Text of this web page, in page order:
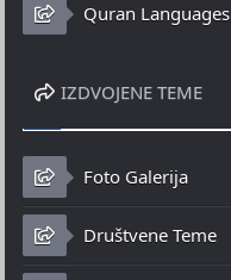
Quran Languages
IZDVOJENE TEME
Foto Galerija
Društvene Teme